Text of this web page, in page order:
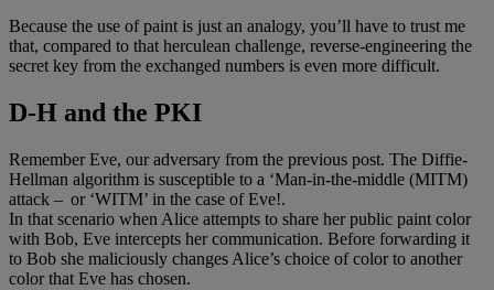
Because the use of paint is just an analogy, you’ll have to trust me
that, compared to that herculean challenge, reverse-engineering the
secret key from the exchanged numbers is even more difficult.
D-H and the PKI
Remember Eve, our adversary from the previous post. The Diffie-
Hellman algorithm is susceptible to a ‘Man-in-the-middle (MITM)
attack – or ‘WITM’ in the case of Eve!.
In that scenario when Alice attempts to share her public paint color
with Bob, Eve intercepts her communication. Before forwarding it
to Bob she maliciously changes Alice’s choice of color to another
color that Eve has chosen.